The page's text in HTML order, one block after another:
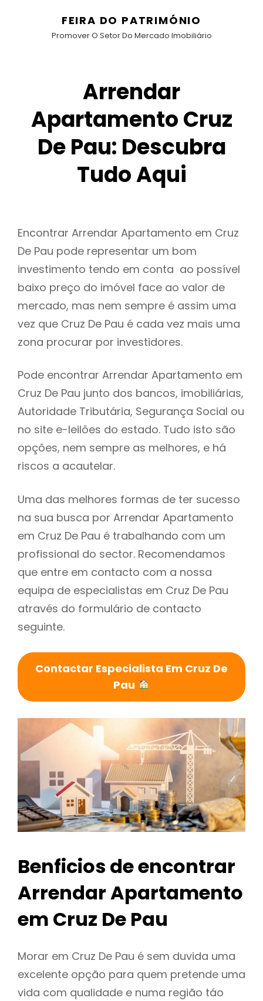
FEIRA DO PATRIMÓNIO
Promover O Setor Do Mercado Imobiliário
Arrendar
Apartamento Cruz
De Pau: Descubra
Tudo Aqui
Encontrar Arrendar Apartamento em Cruz
De Pau pode representar um bom
investimento tendo em conta ao possível
baixo preço do imóvel face ao valor de
mercado, mas nem sempre é assim uma
vez que Cruz De Pau é cada vez mais uma
zona procurar por investidores.
Pode encontrar Arrendar Apartamento em
Cruz De Pau junto dos bancos, imobiliárias,
Autoridade Tributária, Segurança Social ou
no site e-leilões do estado. Tudo isto são
opções, nem sempre as melhores, e há
riscos a acautelar.
Uma das melhores formas de ter sucesso
na sua busca por Arrendar Apartamento
em Cruz De Pau é trabalhando com um
profissional do sector. Recomendamos
que entre em contacto com a nossa
equipa de especialistas em Cruz De Pau
através do formulário de contacto
seguinte.
Contactar Especialista Em Cruz De
Pau
Benficios de encontrar
Arrendar Apartamento
em Cruz De Pau
Morar em Cruz De Pau é sem duvida uma
excelente opção para quem pretende uma
vida com qualidade e numa região táo